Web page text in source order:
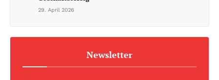
29. April 2026
Newsletter